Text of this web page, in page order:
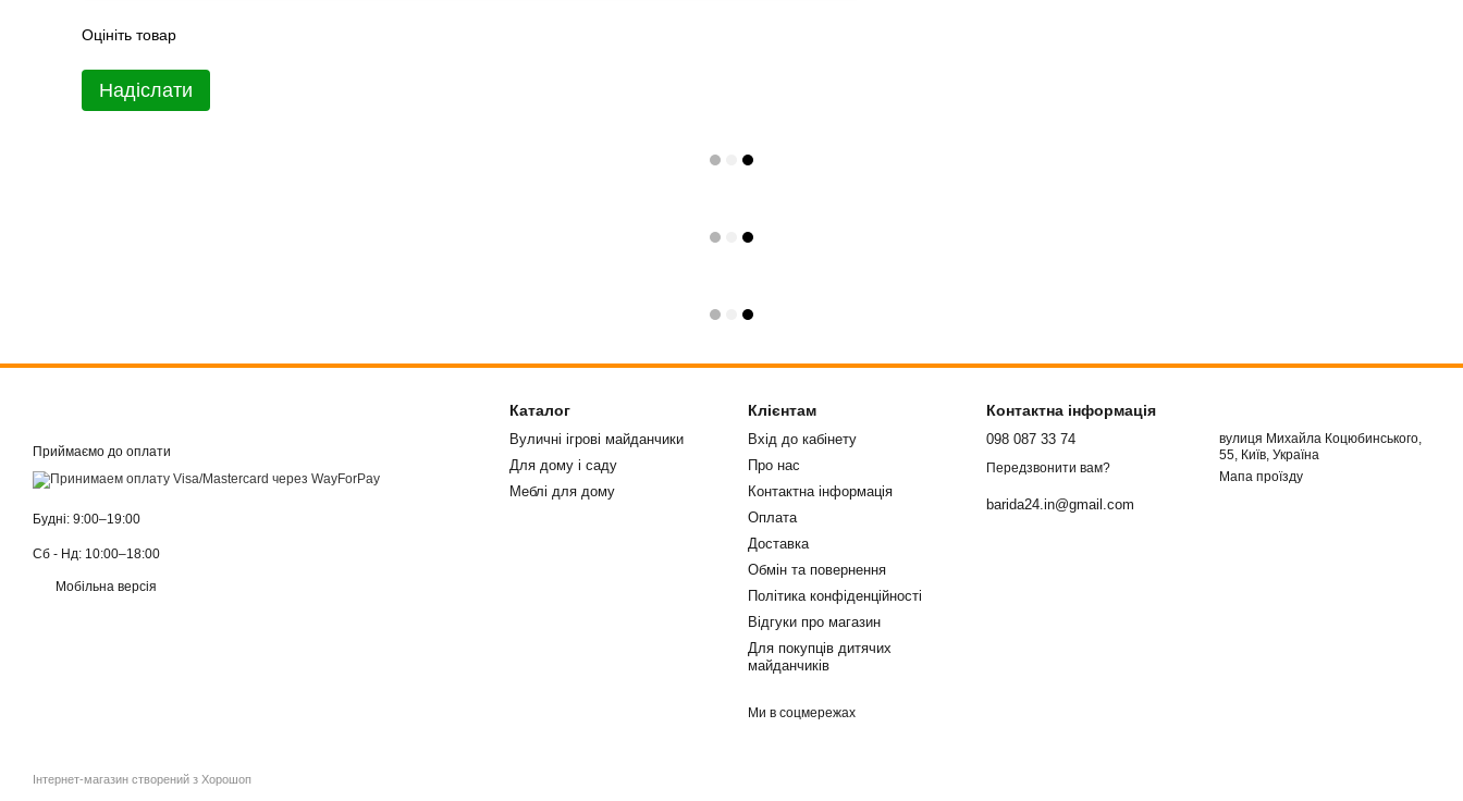
Оцініть товар
Надіслати
Приймаємо до оплати
Будні: 9:00–19:00
Сб - Нд: 10:00–18:00
Мобільна версія
Інтернет-магазин створений з Хорошоп
Каталог
Вуличні ігрові майданчики
Для дому і саду
Меблі для дому
Клієнтам
Вхід до кабінету
Про нас
Контактна інформація
Оплата
Доставка
Обмін та повернення
Політика конфіденційності
Відгуки про магазин
Для покупців дитячих
майданчиків
Ми в соцмережах
Контактна інформація
098 087 33 74
Передзвонити вам?
barida24.in@gmail.com
вулиця Михайла Коцюбинського,
55, Київ, Україна
Мапа проїзду